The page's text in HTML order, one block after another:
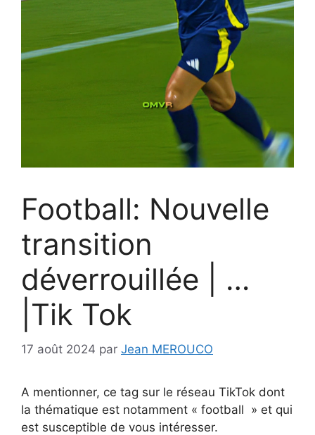
Football: Nouvelle
transition
déverrouillée | …
|Tik Tok
17 août 2024 par Jean MEROUCO
A mentionner, ce tag sur le réseau TikTok dont
la thématique est notamment « football » et qui
est susceptible de vous intéresser.